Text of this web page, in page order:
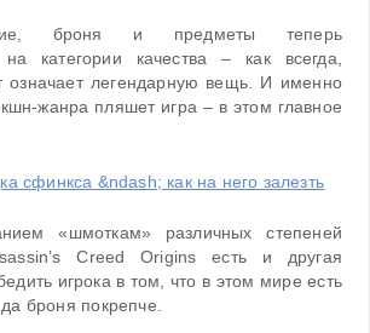
броня и предметы теперь
на категории качества – как всегда,
означает легендарную вещь. И именно
жанра пляшет игра – в этом главное
«шмоткам» различных степеней
Creed Origins есть и другая
игрока в том, что в этом мире есть
броня покрепче.